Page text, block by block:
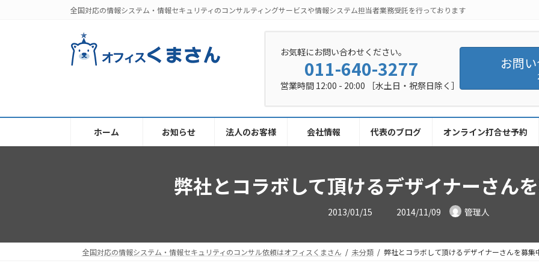
ッ
移
全国対応の情報システム・情報セキュリティのコンサルティングサービスや情報システム担当者業務受託を行っております
お気軽にお問い合わせください。
011-640-3277
営業時間 12:00 - 20:00 ［水土日・祝祭日除く］
お問
ホーム お知らせ 法人のお客様 会社情報 代表のブログ オンライン打合せ予約
弊社とコラボして頂けるデザイナーさん
2013/01/15 最
終
日
時
:
2014/11/09 管理人
全国対応の情報システム・情報セキュリティのコンサル依頼はオフィスくまさん 未分類 弊社とコラボして頂けるデザイナーさんを募集